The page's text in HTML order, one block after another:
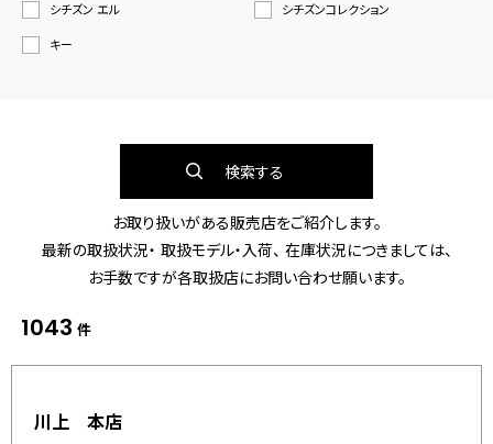
シチズン エル
シチズンコレクション
キー
検索する
お取り扱いがある販売店をご紹介します。
最新の取扱状況・ 取扱モデル・入荷、 在庫状況につきましては、
お手数ですが各取扱店にお問い合わせ願います。
1043 件
川上 本店